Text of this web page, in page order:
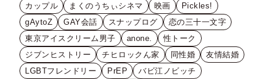
カップル
まくのうちぃシネマ 映画
Pickles!
gAytoZ
GAY会話 スナップログ
恋の三十一文字
東京アイスクリーム男子
anone.
性トーク
ジブンヒストリー
チヒロックん家 同性婚
友情結婚
LGBTフレンドリー
PrEP
バビ江ノビッチ